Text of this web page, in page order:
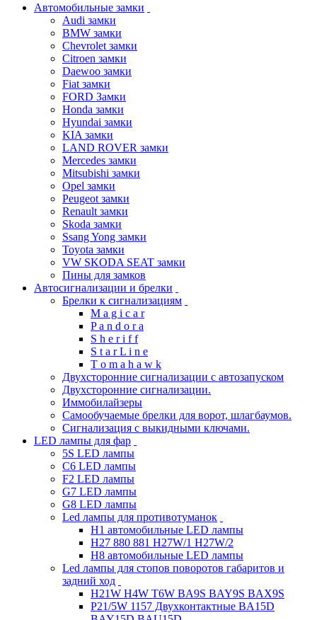
Автомобильные замки
Audi замки
BMW замки
Chevrolet замки
Citroen замки
Daewoo замки
Fiat замки
FORD Замки
Honda замки
Hyundai замки
KIA замки
LAND ROVER замки
Mercedes замки
Mitsubishi замки
Opel замки
Peugeot замки
Renault замки
Skoda замки
Ssang Yong замки
Toyota замки
VW SKODA SEAT замки
Пины для замков
Автосигнализации и брелки
Брелки к сигнализациям
M a g i c a r
P a n d o r a
S h e r i f f
S t a r L i n e
T o m a h a w k
Двухсторонние сигнализации с автозапуском
Двухсторонние сигнализации.
Иммобилайзеры
Самообучаемые брелки для ворот, шлагбаумов.
Сигнализация с выкидными ключами.
LED лампы для фар
5S LED лампы
C6 LED лампы
F2 LED лампы
G7 LED лампы
G8 LED лампы
Led лампы для противотуманок
H1 автомобильные LED лампы
H27 880 881 H27W/1 H27W/2
H8 автомобильные LED лампы
Led лампы для стопов поворотов габаритов и
задний ход
H21W H4W T6W BA9S BAY9S BAX9S
P21/5W 1157 Двухконтактные BA15D